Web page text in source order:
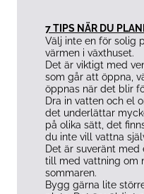
7 TIPS NÄR DU
Välj inte en för solig
värmen i växthuset.
Det är viktigt med
som går att öppna,
öppnas när det blir
Dra in vatten och el
det underlättar
på olika sätt, det
du inte vill vattna
Det är suveränt
till med vattning om
sommaren.
Bygg gärna lite